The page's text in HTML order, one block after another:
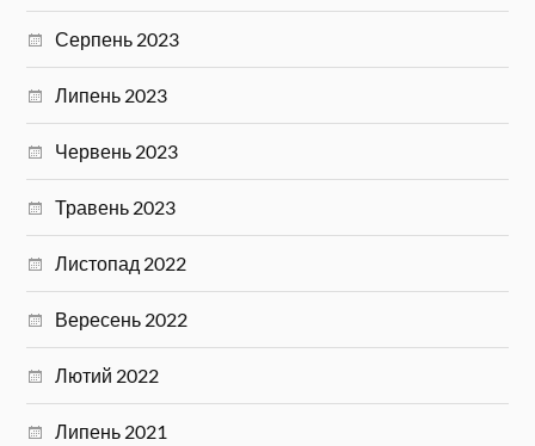
Серпень 2023
Липень 2023
Червень 2023
Травень 2023
Листопад 2022
Вересень 2022
Лютий 2022
Липень 2021